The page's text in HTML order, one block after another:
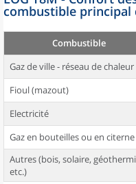
combustible principal
Combustible
Gaz de ville - réseau de chaleur
Fioul (mazout)
Electricité
Gaz en bouteilles ou en citerne
Autres (bois, solaire,
etc.)